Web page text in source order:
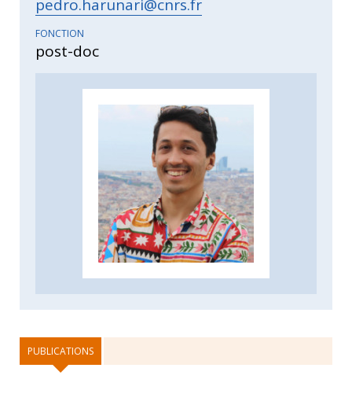
pedro.harunari@cnrs.fr
FONCTION
post-doc
PUBLICATIONS